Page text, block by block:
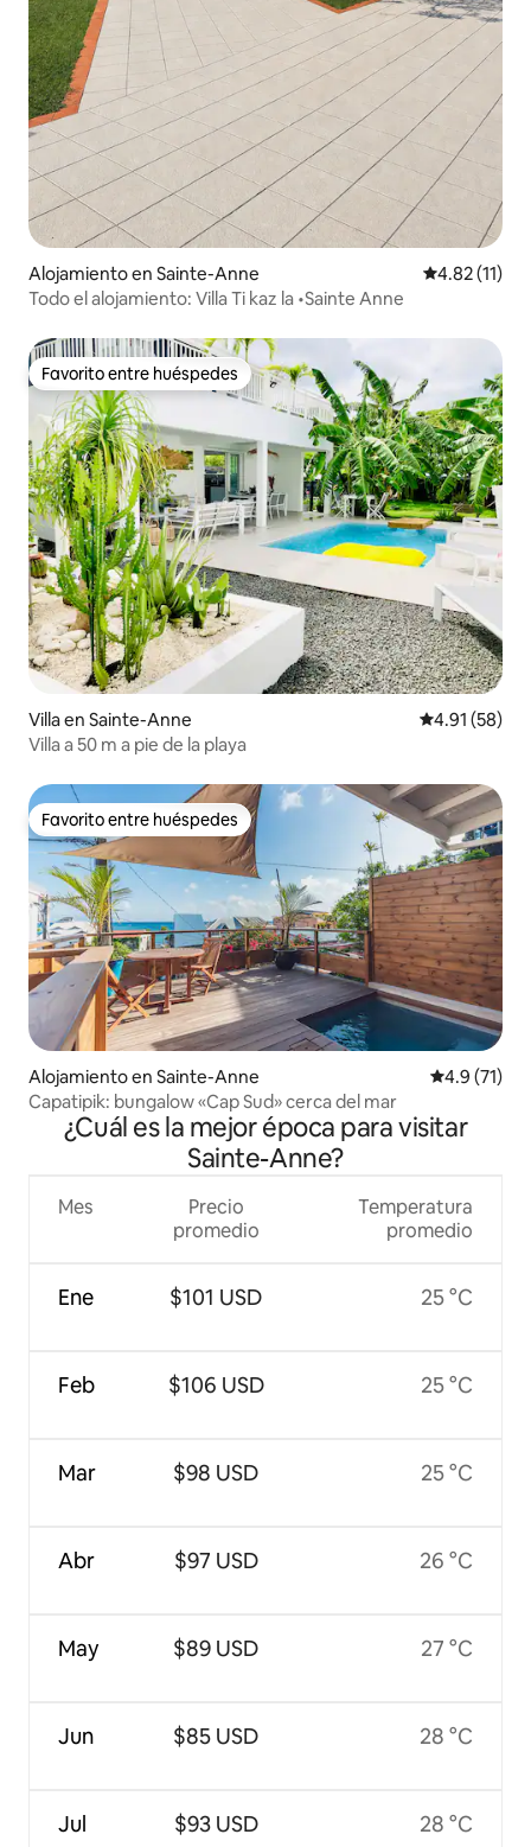
Alojamiento en Sainte-Anne Calificación
4.82 (11)
Todo el alojamiento: Villa Ti kaz la •Sainte Anne
Favorito entre huéspedes
Favorito entre huéspedes
Villa en Sainte-Anne Calificación
4.91 (58)
Villa a 50 m a pie de la playa
Favorito entre huéspedes
Favorito entre huéspedes
Alojamiento en Sainte-Anne Calificación
4.9 (71)
Capatipik: bungalow «Cap Sud» cerca del mar
¿Cuál es la mejor época para visitar
Sainte-Anne?
Mes
Ene
Feb
Mar
Abr
May
Jun
Jul
Precio
promedio
$101 USD
$106 USD
$98 USD
$97 USD
$89 USD
$85 USD
$93 USD
Temperatura
promedio
25 °C
25 °C
25 °C
26 °C
27 °C
28 °C
28 °C